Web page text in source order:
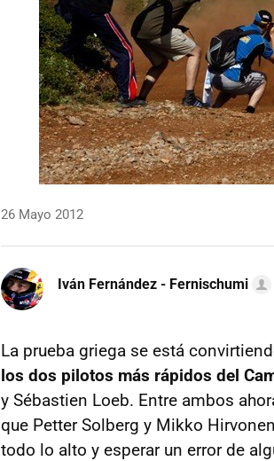
26 Mayo 2012
Iván Fernández - Fernischumi
La prueba griega se está
los dos pilotos más rápidos del
y Sébastien Loeb. Entre ambos
que Petter Solberg y Mikko
todo lo alto y esperar un error de